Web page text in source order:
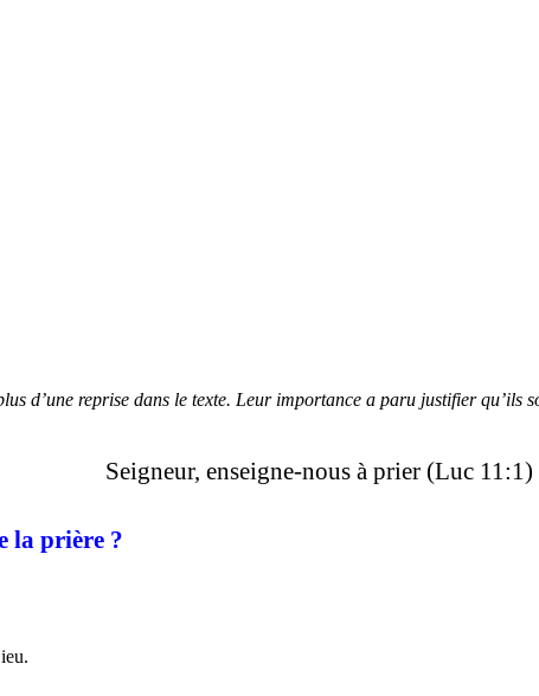
d’une reprise dans le texte. Leur importance a paru justifier qu’ils
Seigneur, enseigne-nous à prier (Luc 11:1)
la prière ?